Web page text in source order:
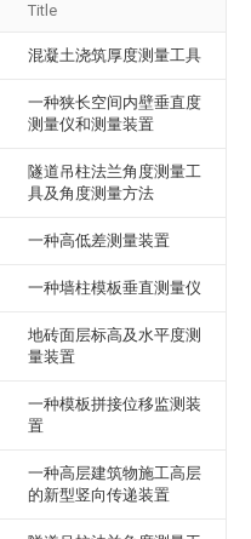
Title
混凝土浇筑厚度测量工具
一种狭长空间内壁垂直度
测量仪和测量装置
隧道吊柱法兰角度测量工
具及角度测量方法
一种高低差测量装置
一种墙柱模板垂直测量仪
地砖面层标高及水平度测
量装置
一种模板拼接位移监测装
置
一种高层建筑物施工高层
的新型竖向传递装置